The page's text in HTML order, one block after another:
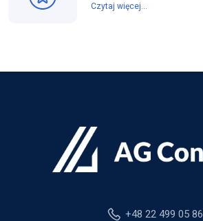
Czytaj więcej...
+48 22 499 05 86